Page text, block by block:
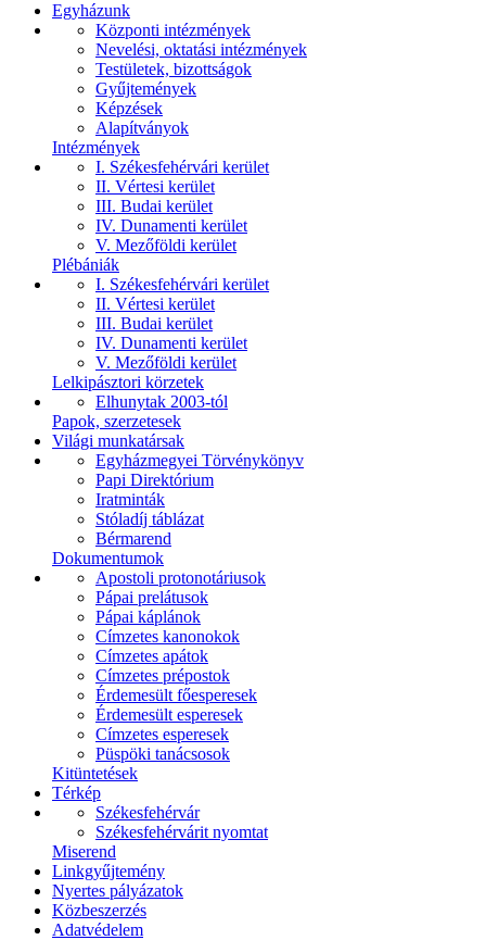
Egyházunk
Központi intézmények
Nevelési, oktatási intézmények
Testületek, bizottságok
Gyűjtemények
Képzések
Alapítványok
Intézmények
I. Székesfehérvári kerület
II. Vértesi kerület
III. Budai kerület
IV. Dunamenti kerület
V. Mezőföldi kerület
Plébániák
I. Székesfehérvári kerület
II. Vértesi kerület
III. Budai kerület
IV. Dunamenti kerület
V. Mezőföldi kerület
Lelkipásztori körzetek
Elhunytak 2003-tól
Papok, szerzetesek
Világi munkatársak
Egyházmegyei Törvénykönyv
Papi Direktórium
Iratminták
Stóladíj táblázat
Bérmarend
Dokumentumok
Apostoli protonotáriusok
Pápai prelátusok
Pápai káplánok
Címzetes kanonokok
Címzetes apátok
Címzetes prépostok
Érdemesült főesperesek
Érdemesült esperesek
Címzetes esperesek
Püspöki tanácsosok
Kitüntetések
Térkép
Székesfehérvár
Székesfehérvárit nyomtat
Miserend
Linkgyűjtemény
Nyertes pályázatok
Közbeszerzés
Adatvédelem